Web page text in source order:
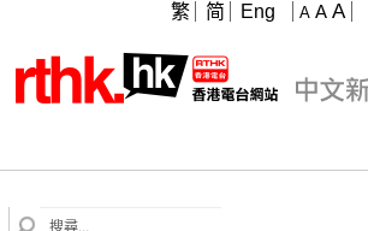
A A A
繁 简 Eng
S